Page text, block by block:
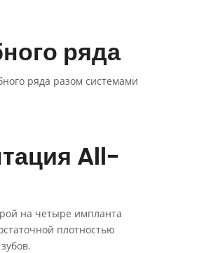
ряда
ряда разом системами
All-
на четыре импланта
плотностью